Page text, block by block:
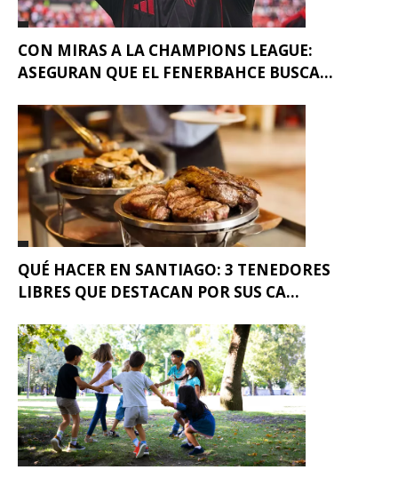
CON MIRAS A LA CHAMPIONS LEAGUE:
ASEGURAN QUE EL FENERBAHCE BUSCA...
QUÉ HACER EN SANTIAGO: 3 TENEDORES
LIBRES QUE DESTACAN POR SUS CA...